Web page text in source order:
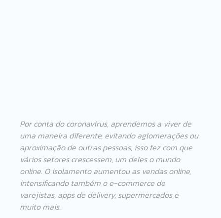
Por conta do coronavírus, aprendemos a viver de
uma maneira diferente, evitando aglomerações ou
aproximação de outras pessoas, isso fez com que
vários setores crescessem, um deles o mundo
online. O isolamento aumentou as vendas online,
intensificando também o e-commerce de
varejistas, apps de delivery, supermercados e
muito mais.